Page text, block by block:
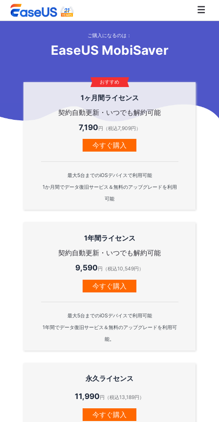
ご購入になるのは：
EaseUS MobiSaver
おすすめ
1ヶ月間ライセンス
契約自動更新・いつでも解約可能
7,190円（税込7,909円）
今すぐ購入
最大5台までのiOSデバイスで利用可能
1か月間でデータ復旧サービス＆無料のアップグレードを利用
可能
1年間ライセンス
契約自動更新・いつでも解約可能
9,590円（税込10,549円）
今すぐ購入
最大5台までのiOSデバイスで利用可能
1年間でデータ復旧サービス＆無料のアップグレードを利用可
能。
永久ライセンス
11,990円（税込13,189円）
今すぐ購入